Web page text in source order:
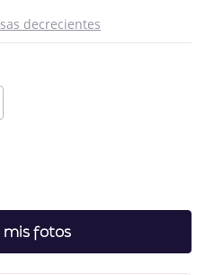
decrecientes
fotos